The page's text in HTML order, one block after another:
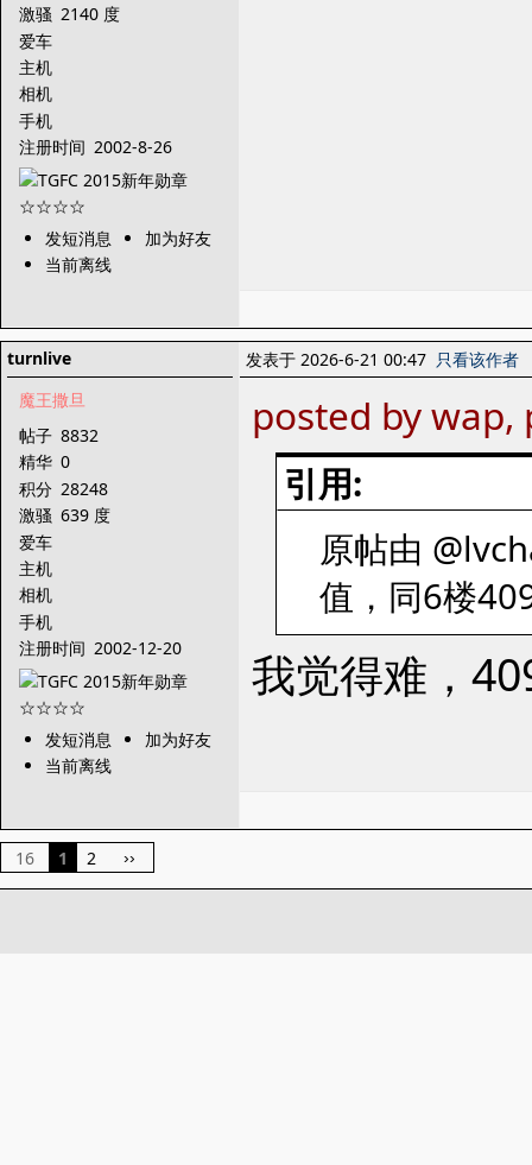
激骚 2140 度
爱车
主机
相机
手机
注册时间 2002-8-26
发短消息
加为好友
当前离线
turnlive
魔王撒旦
帖子 8832
精华 0
积分 28248
激骚 639 度
爱车
主机
相机
手机
注册时间 2002-12-20
发短消息
加为好友
当前离线
发表于 2026-6-21 00:47 只看该作者
posted by
引用:
原帖由
值，同6楼
我觉得难，
16 1 2 ››